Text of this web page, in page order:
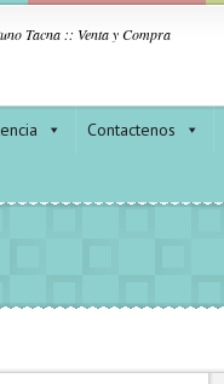
Tacna :: Venta y Compra
Contactenos